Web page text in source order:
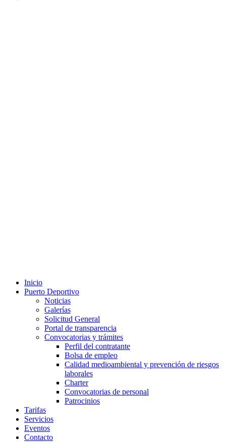
Inicio
Puerto Deportivo
Noticias
Galerías
Solicitud General
Portal de transparencia
Convocatorias y trámites
Perfil del contratante
Bolsa de empleo
Calidad medioambiental y prevención de riesgos
laborales
Charter
Convocatorias de personal
Patrocinios
Tarifas
Servicios
Eventos
Contacto